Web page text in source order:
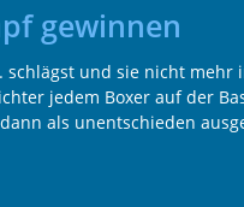
gewinnen
schlägst und sie nicht
jedem Boxer auf der
als unentschieden